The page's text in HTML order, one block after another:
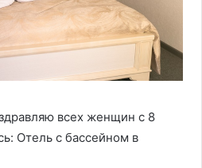
всех женщин с 8
Отель с бассейном в